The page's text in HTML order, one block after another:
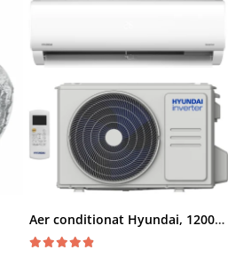
Aer conditionat Hyundai, 12000 BTU, Clasa A++/A+, Inverter, kit Wi-Fi inclus